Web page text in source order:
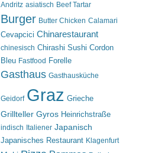
Andritz asiatisch Beef Tartar
Burger Butter Chicken Calamari
Cevapcici Chinarestaurant
chinesisch Chirashi Sushi Cordon
Bleu Fastfood Forelle
Gasthaus Gasthausküche
Geidorf Graz Grieche
Grillteller Gyros Heinrichstraße
indisch Italiener Japanisch
Japanisches Restaurant Klagenfurt